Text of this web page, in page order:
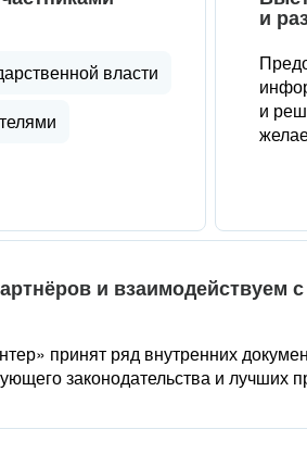
власти
и
и
и взаимодействуем
принят ряд внутренних
законодательства и лучших